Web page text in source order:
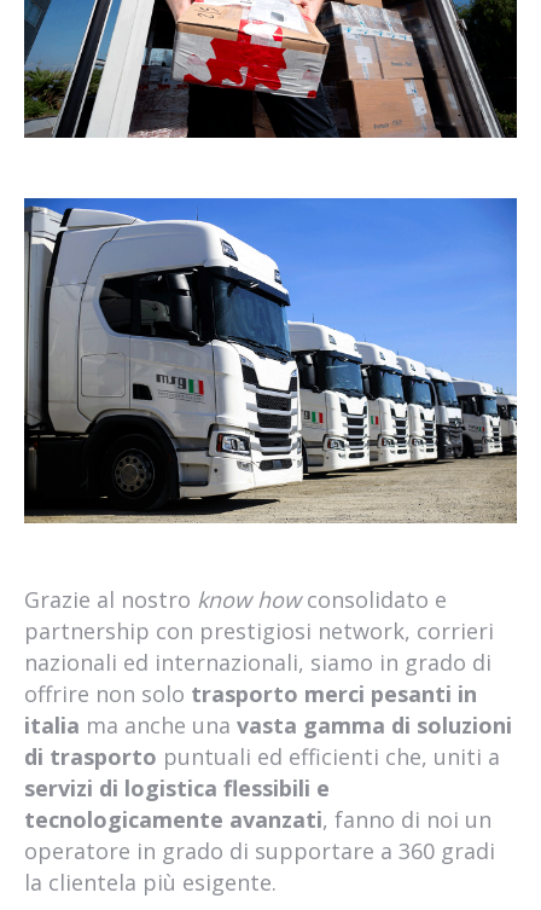
Grazie al nostro know howconsolidato e
partnership con prestigiosi network, corrieri
nazionali ed internazionali, siamo in grado di
offrire non solo trasporto merci pesanti in
italia ma anche una vasta gamma di soluzioni
di trasporto puntuali ed efficienti che, uniti a
servizi di logistica flessibili e
tecnologicamente avanzati, fanno di noi un
operatore in grado di supportare a 360 gradi
la clientela più esigente.